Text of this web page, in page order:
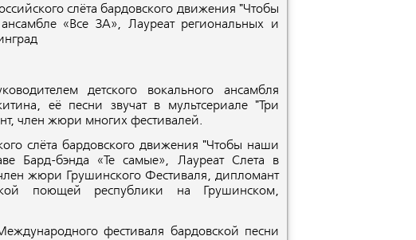
слёта бардовского движения "Чтобы
«Все ЗА», Лауреат региональных и
детского вокального ансамбля
её песни звучат в мультсериале "Три
член жюри многих фестивалей.
слёта бардовского движения "Чтобы наши
Бард-бэнда «Те самые», Лауреат Слета в
жюри Грушинского Фестиваля, дипломант
поющей республики на Грушинском,
фестиваля бардовской песни